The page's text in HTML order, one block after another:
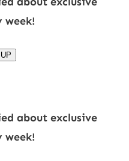
week!
about exclusive
week!